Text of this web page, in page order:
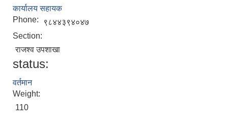
कार्यालय सहायक
Phone:
९८४४३९४०४७
Section:
राजश्व उपशाखा
status:
वर्तमान
Weight:
110